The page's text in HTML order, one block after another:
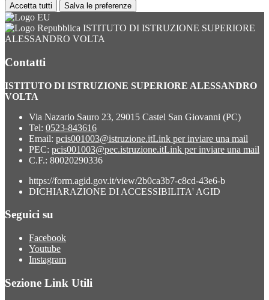
Accetta tutti Salva le preferenze
ISTITUTO DI ISTRUZIONE SUPERIORE
ALESSANDRO VOLTA
Contatti
ISTITUTO DI ISTRUZIONE SUPERIORE ALESSANDRO
VOLTA
Via Nazario Sauro 23, 29015 Castel San Giovanni (PC)
Tel: 0523-843616
Email: pcis001003@istruzione.itLink per inviare una mail
PEC: pcis001003@pec.istruzione.itLink per inviare una mail
C.F.: 80020290336
https://form.agid.gov.it/view/2b0ca3b7-c8cd-43e6-b
DICHIARAZIONE DI ACCESSIBILITA' AGID
Seguici su
Facebook
Youtube
Instagram
Sezione Link Utili